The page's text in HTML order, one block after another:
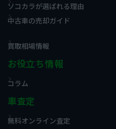
ソコカラが選ばれる理由
中古車の売却ガイド
買取相場情報
お役立ち情報
コラム
車査定
無料オンライン査定